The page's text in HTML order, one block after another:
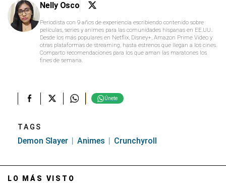
Nelly Osco
Periodista con 9 años de experiencia escribiendo contenido sobre
películas, series y animes para las comunidades hispanas en EE.UU..
Desde los más populares en Netflix, Disney+, Amazon Prime Video y
otras plataformas de streaming, hasta estrenos que llegan a los cines.
Comparto recomendaciones para los que aman las maratones los
fines de semana.
Únete
TAGS
Demon Slayer Animes Crunchyroll
LO MÁS VISTO